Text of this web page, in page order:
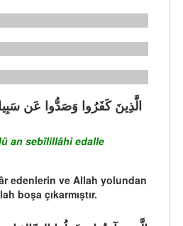
الَّذِينَ كَفَرُوا وَصَدُّوا عَن
an sebîlillâhi edalle
edenlerin ve Allah yolundan
boşa çıkarmıştır.